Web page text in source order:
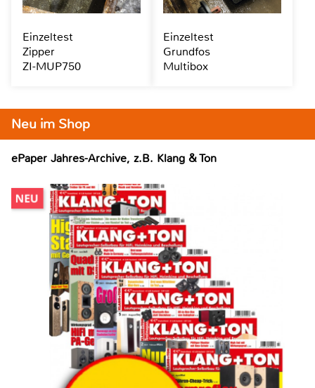
Neu im Shop
ePaper Jahres-Archive, z.B. Klang & Ton
Einzeltest
Zipper
ZI-MUP750
Einzeltest
Grundfos
Multibox